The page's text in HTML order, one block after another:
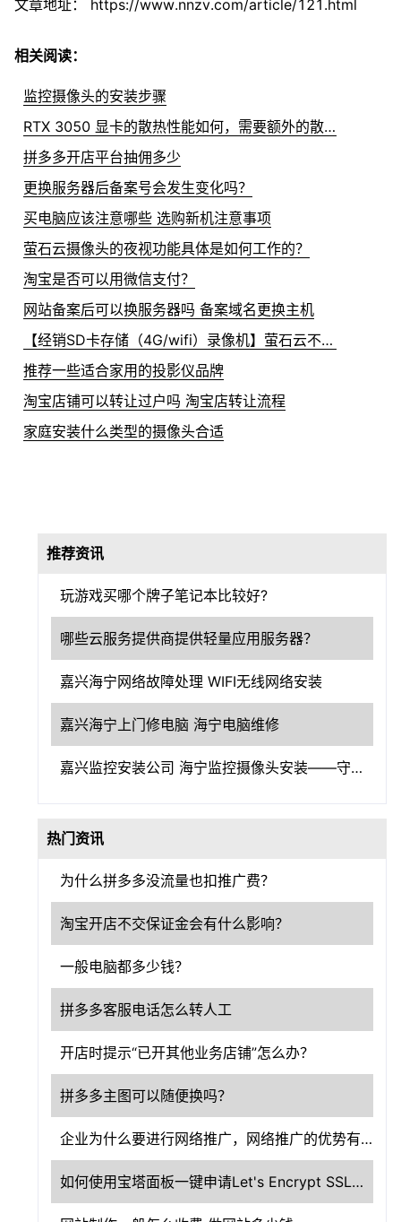
文章地址： https://www.nnzv.com/article/121.html
相关阅读：
监控摄像头的安装步骤
RTX 3050 显卡的散热性能如何，需要额外的散热设备吗？
拼多多开店平台抽佣多少
更换服务器后备案号会发生变化吗？
买电脑应该注意哪些 选购新机注意事项
萤石云摄像头的夜视功能具体是如何工作的？
淘宝是否可以用微信支付？
网站备案后可以换服务器吗 备案域名更换主机
【经销SD卡存储（4G/wifi）录像机】萤石云不在线？
推荐一些适合家用的投影仪品牌
淘宝店铺可以转让过户吗 淘宝店转让流程
家庭安装什么类型的摄像头合适
推荐资讯
玩游戏买哪个牌子笔记本比较好?
哪些云服务提供商提供轻量应用服务器？
嘉兴海宁网络故障处理 WIFI无线网络安装
嘉兴海宁上门修电脑 海宁电脑维修
嘉兴监控安装公司 海宁监控摄像头安装——守护嘉兴，洞察一切
热门资讯
为什么拼多多没流量也扣推广费？
淘宝开店不交保证金会有什么影响？
一般电脑都多少钱？
拼多多客服电话怎么转人工
开店时提示“已开其他业务店铺”怎么办？
拼多多主图可以随便换吗？
企业为什么要进行网络推广，网络推广的优势有哪些?
如何使用宝塔面板一键申请Let's Encrypt SSL证书？